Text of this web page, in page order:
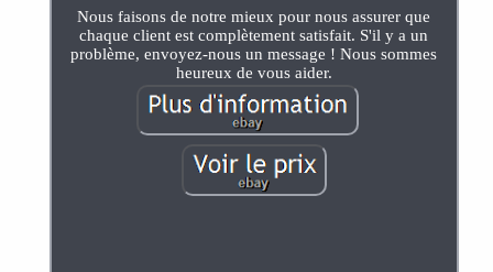
Nous faisons de notre mieux pour nous assurer que
chaque client est complètement satisfait. S'il y a un
problème, envoyez-nous un message ! Nous sommes
heureux de vous aider.